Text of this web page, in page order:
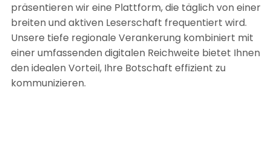
präsentieren wir eine Plattform, die täglich von einer
breiten und aktiven Leserschaft frequentiert wird.
Unsere tiefe regionale Verankerung kombiniert mit
einer umfassenden digitalen Reichweite bietet Ihnen
den idealen Vorteil, Ihre Botschaft effizient zu
kommunizieren.